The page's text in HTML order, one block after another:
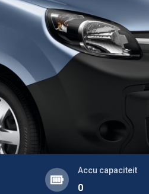
Accu capaciteit
0